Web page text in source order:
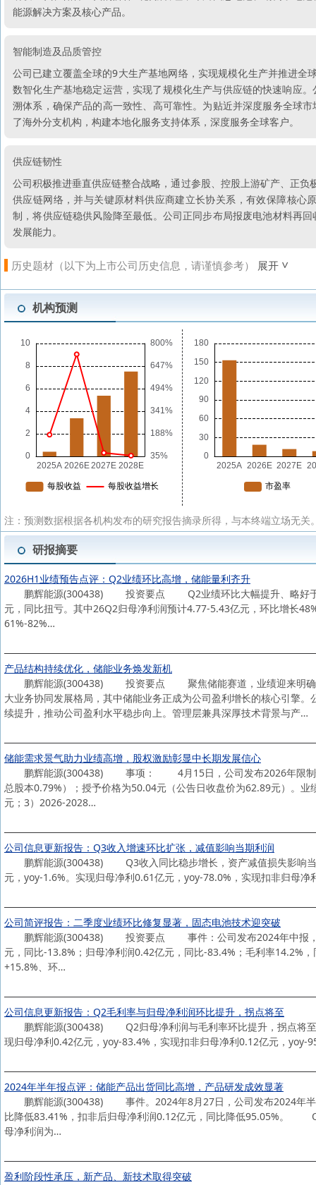
能源解决方案及核心产品。
智能制造及品质管控
公司已建立覆盖全球的9大生产基地网络，实现规模化生产并推进
数智化生产基地稳定运营，实现了规模化生产与供应链的快速响应
溯体系，确保产品的高一致性、高可靠性。为贴近并深度服务全球
了海外分支机构，构建本地化服务支持体系，深度服务全球客户。
供应链韧性
公司积极推进垂直供应链整合战略，通过参股、控股上游矿产、正
供应链网络，并与关键原材料供应商建立长协关系，有效保障核
制，将供应链稳供风险降至最低。公司正同步布局报废电池材料再
发展能力。
历史题材（以下为上市公司历史信息，请谨慎参考） 展开
机构预测
注：预测数据根据各机构发布的研究报告摘录所得，与本终端立场无
研报摘要
2026H1业绩预告点评：Q2业绩环比高增，储能量利齐升
鹏辉能源(300438) 投资要点 Q2业绩环比大幅提升、略好于预
元，同比扭亏。其中26Q2归母净利润预计4.77-5.43亿元，环比增长
61%-82%…
产品结构持续优化，储能业务焕发新机
鹏辉能源(300438) 投资要点 聚焦储能赛道，业绩迎来明确反转
大业务协同发展格局，其中储能业务正成为公司盈利增长的核心引擎
续提升，推动公司盈利水平稳步向上。管理层兼具深厚技术背景与产…
储能需求景气助力业绩高增，股权激励彰显中长期发展信心
鹏辉能源(300438) 事项： 4月15日，公司发布2026年限制性股
总股本0.79%）；授予价格为50.04元（公告日收盘价为62.89元）。
元；3）2026-2028…
公司信息更新报告：Q3收入增速环比扩张，减值影响当期利润
鹏辉能源(300438) Q3收入同比稳步增长，资产减值损失影响
元，yoy-1.6%。实现归母净利0.61亿元，yoy-78.0%，实现扣非归母
公司简评报告：二季度业绩环比修复显著，固态电池技术迎突破
鹏辉能源(300438) 投资要点 事件：公司发布2024年中报，受
元，同比-13.8%；归母净利润0.42亿元，同比-83.4%；毛利率14.2%
+15.8%、环…
公司信息更新报告：Q2毛利率与归母净利润环比提升，拐点将至
鹏辉能源(300438) Q2归母净利润与毛利率环比提升，拐点将
现归母净利0.42亿元，yoy-83.4%，实现扣非归母净利0.12亿元，
2024年半年报点评：储能产品出货同比高增，产品研发成效显著
鹏辉能源(300438) 事件。2024年8月27日，公司发布2024年半
比降低83.41%，扣非后归母净利润0.12亿元，同比降低95.05%。
母净利润为…
盈利阶段性承压，新产品、新技术取得突破